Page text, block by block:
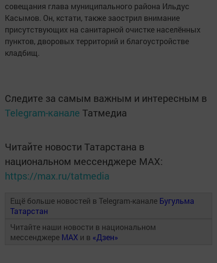
совещания глава муниципального района Ильдус
Касымов. Он, кстати, также заострил внимание
присутствующих на санитарной очистке населённых
пунктов, дворовых территорий и благоустройстве
кладбищ.
Следите за самым важным и интересным в
Telegram-канале Татмедиа
Читайте новости Татарстана в
национальном мессенджере MАХ:
https://max.ru/tatmedia
Ещё больше новостей в Telegram-канале Бугульма
Татарстан
Читайте наши новости в национальном
мессенджере MAX и в «Дзен»